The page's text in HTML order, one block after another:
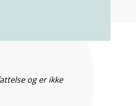
og er ikke